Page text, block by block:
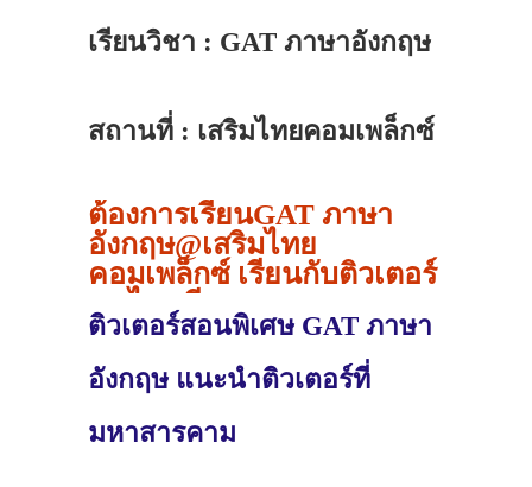
เรียนวิชา : GAT ภาษาอังกฤษ
สถานที่ : เสริมไทยคอมเพล็กซ์
ต้องการเรียนGAT ภาษา
อังกฤษ@เสริมไทย
คอมเพล็กซ์ เรียนกับติวเตอร์
คนไหนดี ?
ติวเตอร์สอนพิเศษ GAT ภาษา
อังกฤษ แนะนำติวเตอร์ที่
มหาสารคาม